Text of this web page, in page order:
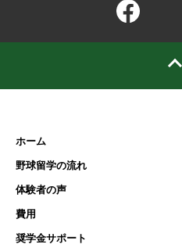
ホーム
野球留学の流れ
体験者の声
費用
奨学金サポート